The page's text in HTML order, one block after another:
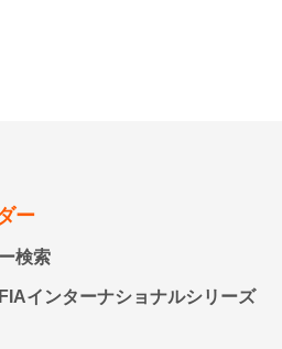
ー
検索
インターナショナルシリーズ